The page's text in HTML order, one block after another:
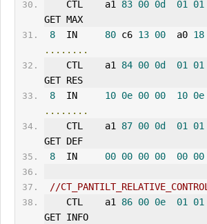
    CTL    a1
83 00 0d 01 01
GET MAX
8
  IN
80 c6 13 00
  a0
18
........
    CTL    a1
84 00 0d 01 01
GET RES
8
  IN
10 0e 00 00 10 0e
........
    CTL    a1
87 00 0d 01 01
GET DEF
8
  IN
00 00 00 00 00 00
//CT_PANTILT_RELATIVE_CONTROL
    CTL    a1
86 00 0e 01 01
GET INFO